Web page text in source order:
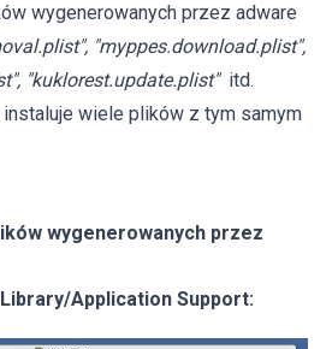
wygenerowanych przez adware
"myppes.download.plist",
"kuklorest.update.plist" itd.
wiele plików z tym samym
wygenerowanych przez
Application Support: